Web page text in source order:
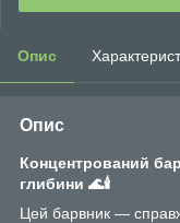
Опис
Опис
Концентрований
глибини 🌊🕯️
Цей барвник —